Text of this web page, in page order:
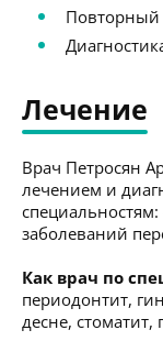
Повторный
Лечение
Врач Петросян
лечением и
заболеваний
Как врач по
периодонтит,
десне, стоматит,